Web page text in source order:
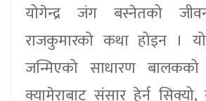
योगेन्द्र जंग बस्नेतको
राजकुमारको कथा होइन ।
जन्मिएको साधारण